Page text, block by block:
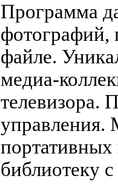
Программа
фотографий,
файле.
медиа-
телевизора.
управления.
портативных
библиотеку